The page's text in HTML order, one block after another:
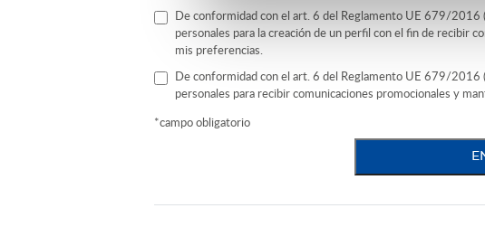
De conformidad con el art. 6 del Reglamento UE 679/
personales para la creación de un perfil con el fin de recibir
mis preferencias.
De conformidad con el art. 6 del Reglamento UE 679/
personales para recibir comunicaciones promocionales y
*campo obligatorio